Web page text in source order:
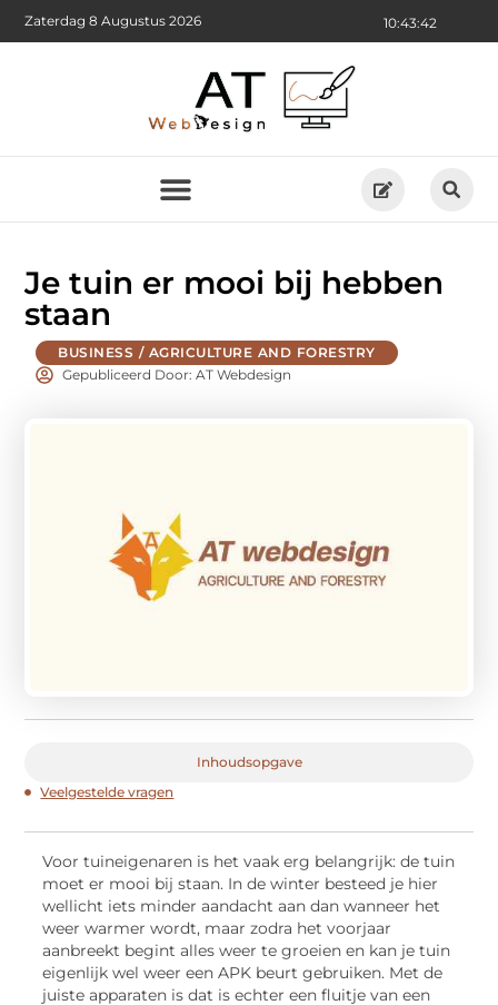
10:43:43
Zaterdag 8 Augustus 2026
Je tuin er mooi bij hebben
staan
BUSINESS / AGRICULTURE AND FORESTRY
Gepubliceerd Door: AT Webdesign
Inhoudsopgave
Veelgestelde vragen
Voor tuineigenaren is het vaak erg belangrijk: de tuin
moet er mooi bij staan. In de winter besteed je hier
wellicht iets minder aandacht aan dan wanneer het
weer warmer wordt, maar zodra het voorjaar
aanbreekt begint alles weer te groeien en kan je tuin
eigenlijk wel weer een APK beurt gebruiken. Met de
juiste apparaten is dat is echter een fluitje van een